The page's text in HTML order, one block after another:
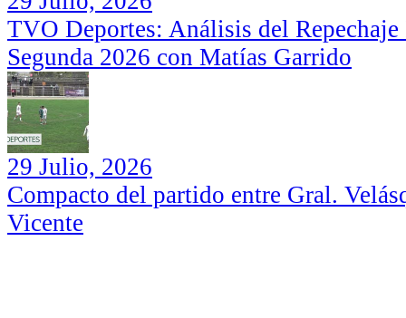
TVO Deportes: Análisis del
Segunda 2026 con Matías Garrido
29 Julio, 2026
Compacto del partido entre Gral.
Vicente